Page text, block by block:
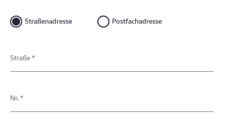
Straßenadresse Postfachadresse
Straße*
Nr.*